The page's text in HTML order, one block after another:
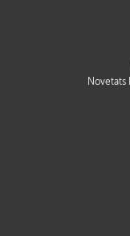
Novetats